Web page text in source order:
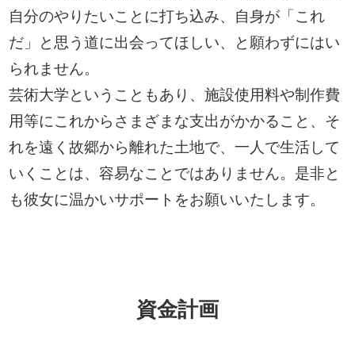
自分のやりたいことに打ち込み、自身が「これ
だ」と思う道に出会ってほしい、と願わずにはい
られません。
芸術大学ということもあり、施設使用料や制作費
用等にこれからさまざまな支出がかかること、そ
れを遠く故郷から離れた土地で、一人で生活して
いくことは、容易なことではありません。是非と
も彼女に温かいサポートをお願いいたします。
資金計画